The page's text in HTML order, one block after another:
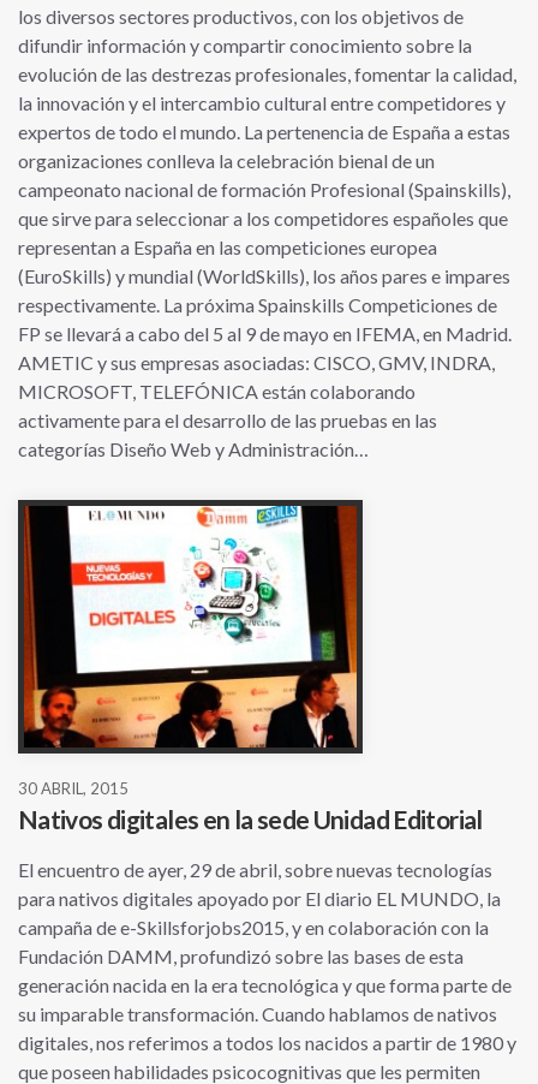
los diversos sectores productivos, con los objetivos de
difundir información y compartir conocimiento sobre la
evolución de las destrezas profesionales, fomentar la calidad,
la innovación y el intercambio cultural entre competidores y
expertos de todo el mundo. La pertenencia de España a estas
organizaciones conlleva la celebración bienal de un
campeonato nacional de formación Profesional (Spainskills),
que sirve para seleccionar a los competidores españoles que
representan a España en las competiciones europea
(EuroSkills) y mundial (WorldSkills), los años pares e impares
respectivamente. La próxima Spainskills Competiciones de
FP se llevará a cabo del 5 al 9 de mayo en IFEMA, en Madrid.
AMETIC y sus empresas asociadas: CISCO, GMV, INDRA,
MICROSOFT, TELEFÓNICA están colaborando
activamente para el desarrollo de las pruebas en las
categorías Diseño Web y Administración…
30 ABRIL, 2015
Nativos digitales en la sede Unidad Editorial
El encuentro de ayer, 29 de abril, sobre nuevas tecnologías
para nativos digitales apoyado por El diario EL MUNDO, la
campaña de e-Skillsforjobs2015, y en colaboración con la
Fundación DAMM, profundizó sobre las bases de esta
generación nacida en la era tecnológica y que forma parte de
su imparable transformación. Cuando hablamos de nativos
digitales, nos referimos a todos los nacidos a partir de 1980 y
que poseen habilidades psicocognitivas que les permiten